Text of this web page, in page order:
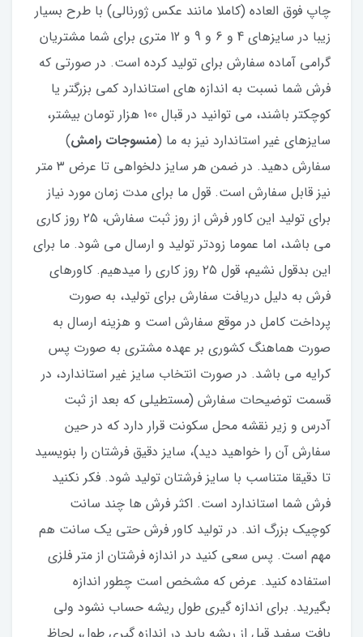
چاپ فوق العاده (کاملا مانند عکس ژورنالی) با طرح بسیار
زیبا در سایزهای 4 و 6 و 9 و 12 متری برای شما مشتریان
گرامی آماده سفارش برای تولید کرده است. در صورتی که
فرش شما نسبت به اندازه های استاندارد کمی بزرگتر یا
کوچکتر باشند، می توانید در قبال 100 هزار تومان بیشتر،
سایزهای غیر استاندارد نیز به ما (منسوجات رامش)
سفارش دهید. در ضمن هر سایز دلخواهی تا عرض ۳ متر
نیز قابل سفارش است. قول ما برای مدت زمان مورد نیاز
برای تولید این کاور فرش از روز ثبت سفارش، ۲۵ روز کاری
می باشد، اما عموما زودتر تولید و ارسال می شود. ما برای
این بدقول نشیم، قول ۲۵ روز کاری را میدهیم. کاورهای
فرش به دلیل دریافت سفارش برای تولید، به صورت
پرداخت کامل در موقع سفارش است و هزینه ارسال به
صورت هماهنگ کشوری بر عهده مشتری به صورت پس
کرایه می باشد. در صورت انتخاب سایز غیر استاندارد، در
قسمت توضیحات سفارش (مستطیلی که بعد از ثبت
آدرس و زیر نقشه محل سکونت قرار دارد که در حین
سفارش آن را خواهید دید)، سایز دقیق فرشتان را بنویسید
تا دقیقا متناسب با سایز فرشتان تولید شود. فکر نکنید
فرش شما استاندارد است. اکثر فرش ها چند سانت
کوچیک بزرگ اند. در تولید کاور فرش حتی یک سانت هم
مهم است. پس سعی کنید در اندازه فرشتان از متر فلزی
استفاده کنید‌. عرض که مشخص است چطور اندازه
بگیرید. برای اندازه گیری طول ریشه حساب نشود ولی